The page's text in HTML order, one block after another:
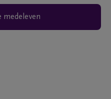
medeleven